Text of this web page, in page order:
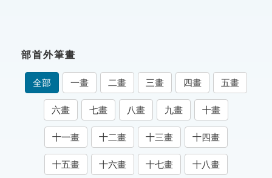
成語故事
索引選單
知識索引
單字索引
生命大百科索引
部首外筆畫
全部 一畫 二畫 三畫 四畫 五畫
六畫 七畫 八畫 九畫 十畫
十一畫 十二畫 十三畫 十四畫
十五畫 十六畫 十七畫 十八畫